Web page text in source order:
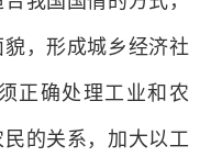
，形成城乡经济社
正确处理工业和农
的关系，加大以工